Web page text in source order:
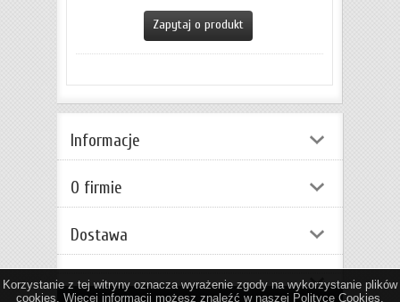
Zapytaj o produkt
Informacje
O firmie
Dostawa
Korzystanie z tej witryny oznacza wyrażenie zgody na wykorzystanie plików
cookies. Więcej informacji możesz znaleźć w naszej Polityce Cookies.